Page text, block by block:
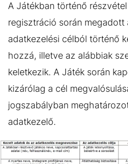
A Játékban történő
regisztráció során megadott
adatkezelési célból történő
hozzá, illetve az alábbiak
keletkezik. A Játék során
kizárólag a cél
jogszabályban
adatkezelő.